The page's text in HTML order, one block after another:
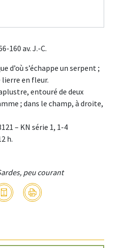
160 av. J.-C.
d’où s’échappe un serpent ;
lierre en fleur.
entouré de deux
; dans le champ, à droite,
– KN série 1, 1-4
h.
peu courant